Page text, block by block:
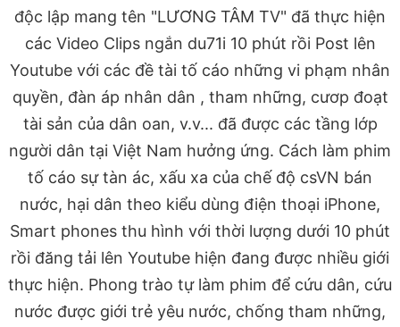
độc lập mang tên "LƯƠNG TÂM TV" đã thực hiện
các Video Clips ngắn du71i 10 phút rồi Post lên
Youtube với các đề tài tố cáo những vi phạm nhân
quyền, đàn áp nhân dân , tham những, cươp đoạt
tài sản của dân oan, v.v... đã được các tầng lớp
người dân tại Việt Nam hưởng ứng. Cách làm phim
tố cáo sự tàn ác, xấu xa của chế độ csVN bán
nước, hại dân theo kiểu dùng điện thoại iPhone,
Smart phones thu hình với thời lượng dưới 10 phút
rồi đăng tải lên Youtube hiện đang được nhiều giới
thực hiện. Phong trào tự làm phim để cứu dân, cứu
nước được giới trẻ yêu nước, chống tham những,